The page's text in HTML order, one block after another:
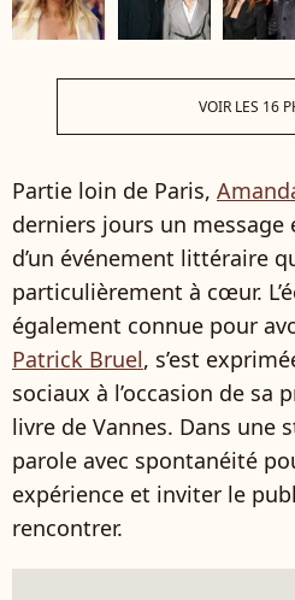
VOIR LES 16
Partie loin de Paris,
derniers jours un
d’un événement littéraire
particulièrement à cœur.
également connue pour
Patrick Bruel, s’est
sociaux à l’occasion de sa
livre de Vannes. Dans une
parole avec spontanéité
expérience et inviter le
rencontrer.